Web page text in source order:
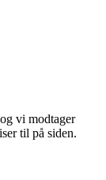
vi modtager
til på siden.